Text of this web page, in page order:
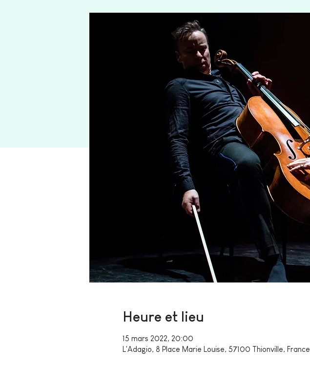
Heure et lieu
15 mars 2022, 20:00
L'Adagio, 8 Place Marie Louise, 57100 Thionville, France